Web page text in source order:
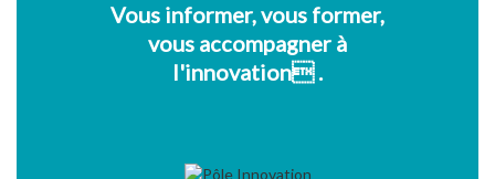
Vous informer, vous former,
vous accompagner à
l'innovation .